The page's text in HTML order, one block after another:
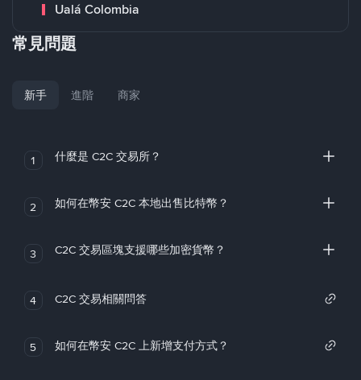
Ualá Colombia
常見問題
新手 進階 商家
1 什麼是 C2C 交易所？
2 如何在幣安 C2C 本地出售比特幣？
3 C2C 交易區塊支援哪些加密貨幣？
4 C2C 交易相關問答
5 如何在幣安 C2C 上新增支付方式？